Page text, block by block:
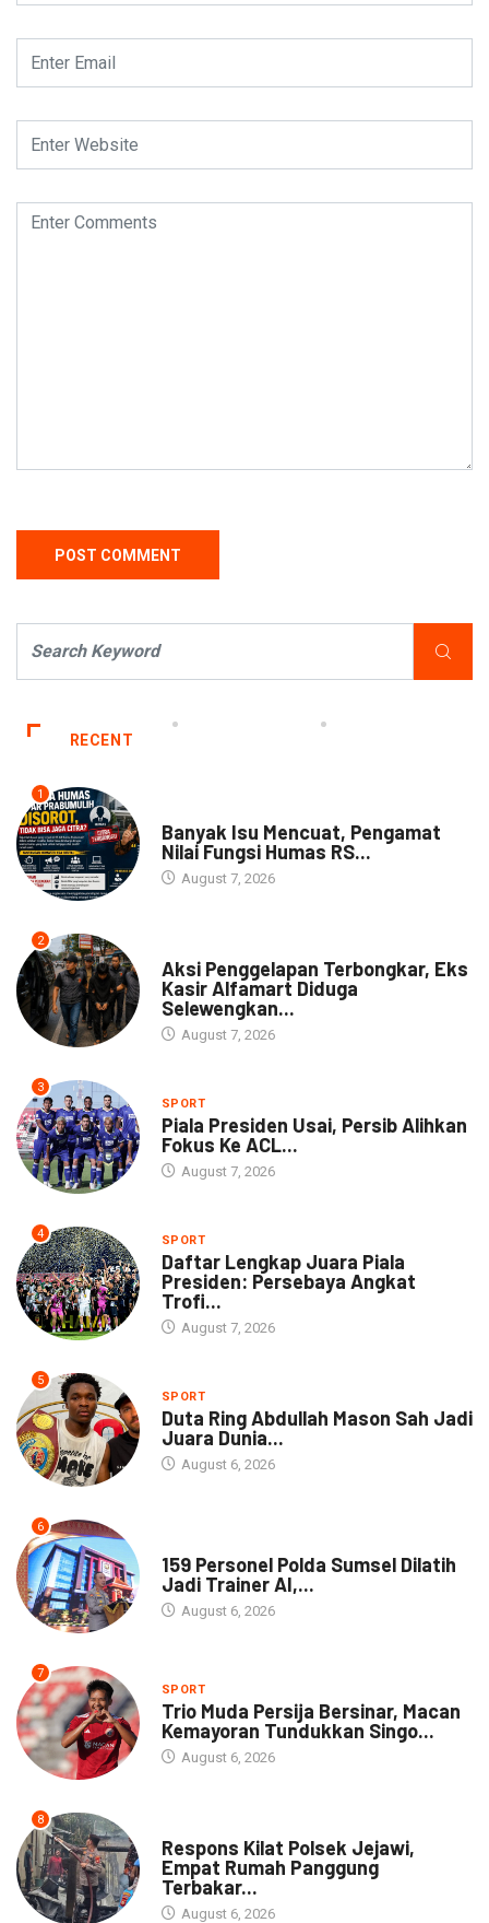
RECENT
1
Banyak Isu Mencuat, Pengamat
Nilai Fungsi Humas RS...
August 7, 2026
2
Aksi Penggelapan Terbongkar, Eks
Kasir Alfamart Diduga
Selewengkan...
August 7, 2026
3
SPORT
Piala Presiden Usai, Persib Alihkan
Fokus Ke ACL...
August 7, 2026
4 SPORT
Daftar Lengkap Juara Piala
Presiden: Persebaya Angkat
Trofi...
August 7, 2026
5
SPORT
Duta Ring Abdullah Mason Sah Jadi
Juara Dunia...
August 6, 2026
6
159 Personel Polda Sumsel Dilatih
Jadi Trainer AI,...
August 6, 2026
7
SPORT
Trio Muda Persija Bersinar, Macan
Kemayoran Tundukkan Singo...
August 6, 2026
8
Respons Kilat Polsek Jejawi,
Empat Rumah Panggung
Terbakar...
August 6, 2026